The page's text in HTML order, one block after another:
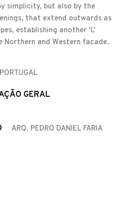
simplicity, but also by the
that extend outwards as
establishing another ‘L’
Northern and Western facade.
GERAL
ARQ. PEDRO DANIEL FARIA